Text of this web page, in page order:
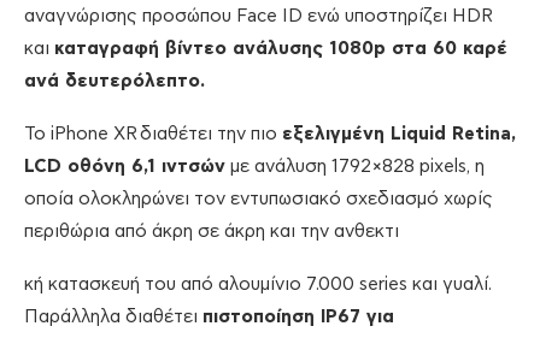
αναγνώρισης προσώπου Face ID ενώ υποστηρίζει HDR
και καταγραφή βίντεο ανάλυσης 1080p στα 60 καρέ
ανά δευτερόλεπτο.
Το iPhone XR διαθέτει την πιο εξελιγμένη Liquid Retina,
LCD οθόνη 6,1 ιντσών με ανάλυση 1792×828 pixels, η
οποία ολοκληρώνει τον εντυπωσιακό σχεδιασμό χωρίς
περιθώρια από άκρη σε άκρη και την ανθεκτι
κή κατασκευή του από αλουμίνιο 7.000 series και γυαλί.
Παράλληλα διαθέτει πιστοποίηση IP67 για